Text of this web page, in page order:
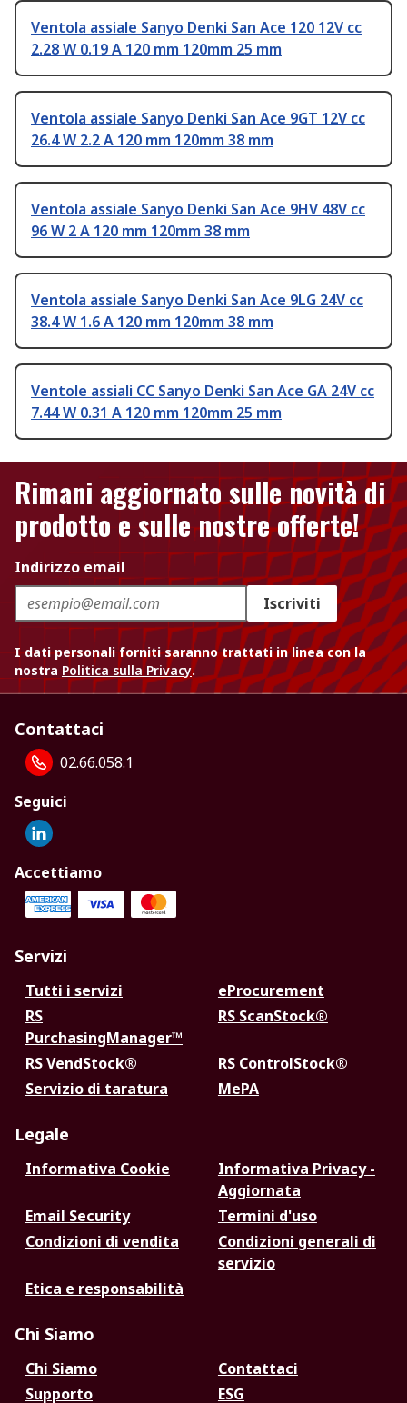
Ventola assiale Sanyo Denki San Ace 120 12V cc
2.28 W 0.19 A 120 mm 120mm 25 mm
Ventola assiale Sanyo Denki San Ace 9GT 12V cc
26.4 W 2.2 A 120 mm 120mm 38 mm
Ventola assiale Sanyo Denki San Ace 9HV 48V cc
96 W 2 A 120 mm 120mm 38 mm
Ventola assiale Sanyo Denki San Ace 9LG 24V cc
38.4 W 1.6 A 120 mm 120mm 38 mm
Ventole assiali CC Sanyo Denki San Ace GA 24V cc
7.44 W 0.31 A 120 mm 120mm 25 mm
Rimani aggiornato sulle novità di
prodotto e sulle nostre offerte!
Indirizzo email
Iscriviti
I dati personali forniti saranno trattati in linea con la
nostra Politica sulla Privacy.
Contattaci
02.66.058.1
Seguici
Accettiamo
Servizi
Tutti i servizi
eProcurement
RS
PurchasingManager™
RS ScanStock®
RS VendStock®
RS ControlStock®
Servizio di taratura
MePA
Legale
Informativa Cookie
Informativa Privacy -
Aggiornata
Email Security
Termini d'uso
Condizioni di vendita
Condizioni generali di
servizio
Etica e responsabilità
Chi Siamo
Chi Siamo
Contattaci
Supporto
ESG